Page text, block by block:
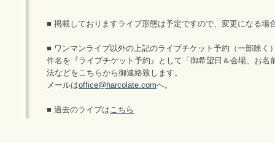
■ 掲載しておりますライブ形態は予定ですので、変更になる場
■ ワンマンライブ以外の上記のライブチケット予約（一部除く
件名を『ライブチケット予約』として「御希望日＆会場、お
法などをこちらから御連絡致します。
メールはoffice@harcolate.comへ。
■ 過去のライブはこちら